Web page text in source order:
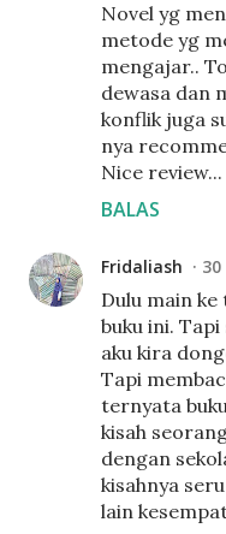
Novel yg
metode yg
mengajar..
dewasa dan
konflik juga
nya
Nice review...
BALAS
Fridaliash
Dulu main
buku ini.
aku kira
Tapi
ternyata
kisah
dengan
kisahnya
lain